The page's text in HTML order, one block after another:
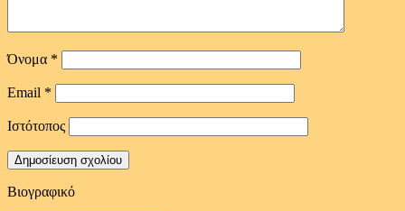
Όνομα *
Email *
Ιστότοπος
Βιογραφικό